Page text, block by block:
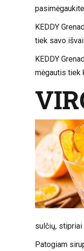
KEDDY
tiek savo
KEDDY
mėgautis tiek
sulčių,
Patogiam